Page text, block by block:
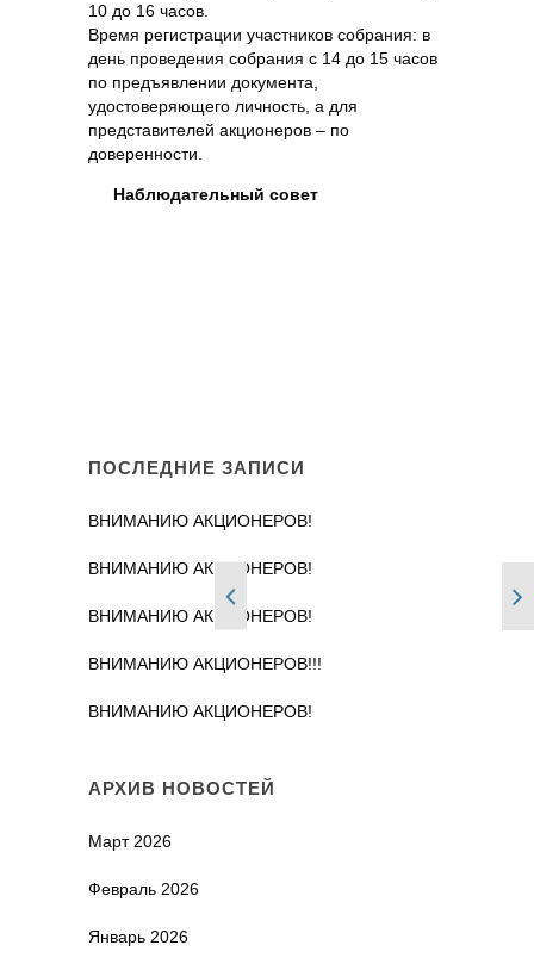
10 до 16 часов.
Время регистрации участников собрания: в
день проведения собрания с 14 до 15 часов
по предъявлении документа,
удостоверяющего личность, а для
представителей акционеров – по
доверенности.
Наблюдательный совет
ПОСЛЕДНИЕ ЗАПИСИ
ВНИМАНИЮ АКЦИОНЕРОВ!
ВНИМАНИЮ АКЦИОНЕРОВ!
ВНИМАНИЮ АКЦИОНЕРОВ!
ВНИМАНИЮ АКЦИОНЕРОВ!!!
ВНИМАНИЮ АКЦИОНЕРОВ!
АРХИВ НОВОСТЕЙ
Март 2026
Февраль 2026
Январь 2026